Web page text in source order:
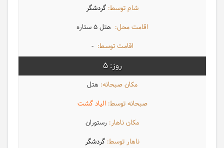
گردشگر
هتل 5 ستاره
-
5
هتل
الیاد گشت
رستوران
گردشگر